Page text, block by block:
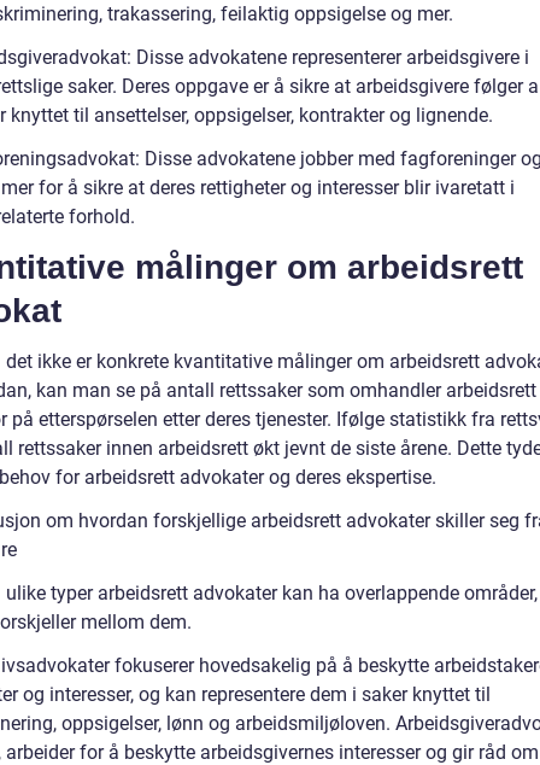
trakassering, feilaktig oppsigelse og mer.
Disse advokatene representerer arbeidsgivere i
saker. Deres oppgave er å sikre at arbeidsgivere følger
knyttet til ansettelser, oppsigelser, kontrakter og lignende.
Disse advokatene jobber med fagforeninger
for å sikre at deres rettigheter og interesser blir ivaretatt i
forhold.
målinger om arbeidsrett
det ikke er konkrete kvantitative målinger om arbeidsrett
kan man se på antall rettssaker som omhandler
på etterspørselen etter deres tjenester. Ifølge statistikk fra
rettssaker innen arbeidsrett økt jevnt de siste årene. Dette
for arbeidsrett advokater og deres ekspertise.
om hvordan forskjellige arbeidsrett advokater skiller seg
ulike typer arbeidsrett advokater kan ha overlappende
mellom dem.
fokuserer hovedsakelig på å beskytte
og interesser, og kan representere dem i saker knyttet til
oppsigelser, lønn og arbeidsmiljøloven.
arbeider for å beskytte arbeidsgivernes interesser og gir råd om